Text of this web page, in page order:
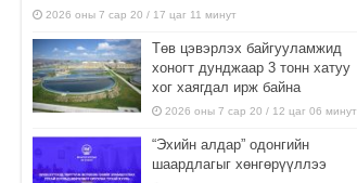
2026 оны 7 сар 20 / 17 цаг 11 минут
Төв цэвэрлэх байгууламжид
хоногт дунджаар 3 тонн хатуу
хог хаягдал ирж байна
2026 оны 7 сар 20 / 12 цаг 06 минут
“Эхийн алдар” одонгийн
шаардлагыг хөнгөрүүллээ